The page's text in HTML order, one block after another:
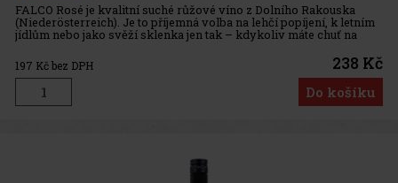
FALCO Rosé je kvalitní suché růžové víno z Dolního Rakouska
(Niederösterreich). Je to příjemná volba na lehčí popíjení, k letním
jídlům nebo jako svěží sklenka jen tak – kdykoliv máte chuť na
rosé s čistým, suchým charakterem. Základní informace:
197 Kč bez DPH 238 Kč
Do košíku